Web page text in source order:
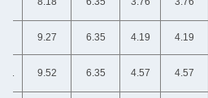
4.19
6.35
9.27
9.27
4.57
6.35
9.52
10.31